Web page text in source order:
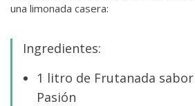
una limonada casera:
Ingredientes:
1 litro de Frutanada
Pasión